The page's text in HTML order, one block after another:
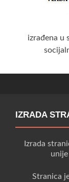
izrađena u
IZRADA
Izrada
Stranica